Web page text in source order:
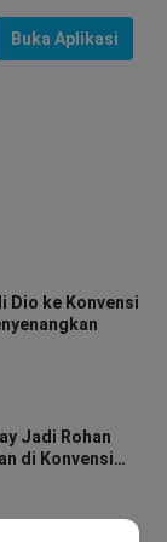
Buka Aplikasi
Dio ke Konvensi
Jadi Rohan
di Konvensi